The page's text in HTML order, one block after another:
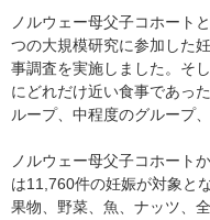
ノルウェー母父子コホート
つの大規模研究に参加した
事調査を実施しました。そ
にどれだけ近い食事であっ
ループ、中程度のグループ
ノルウェー母父子コホート
は11,760件の妊娠が対象と
果物、野菜、魚、ナッツ、